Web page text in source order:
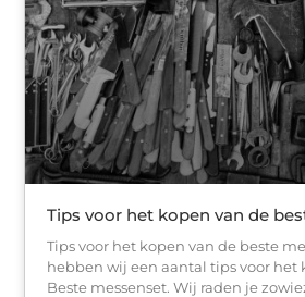
Tips voor het kopen van de
Tips voor het kopen van de beste
hebben wij een aantal tips voor het
Beste messenset. Wij raden je